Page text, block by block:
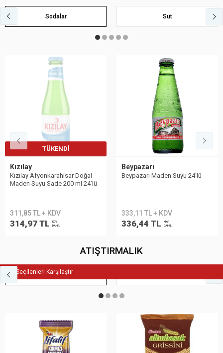
Sodalar Süt
TÜKENDI
Kızılay
Kızılay Afyonkarahisar Doğal
Maden Suyu Sade 200 ml 24'lü
311,85 TL + KDV
314,97 TL
KDV
DAHİL
Beypazarı
Beypazarı Maden Suyu 24′lü
333,11 TL + KDV
336,44 TL
KDV
DAHİL
ATIŞTIRMALIK
Fit Atıştırmalık
Seçilenleri Karşılaştır